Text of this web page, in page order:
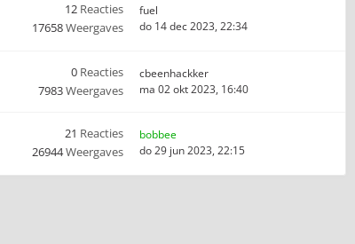
12 Reacties
17658Weergaves
fuel
do 14 dec 2023, 22:34
0 Reacties
7983Weergaves
cbeenhackker
ma 02 okt 2023, 16:40
21 Reacties
26944Weergaves
bobbee
do 29 jun 2023, 22:15